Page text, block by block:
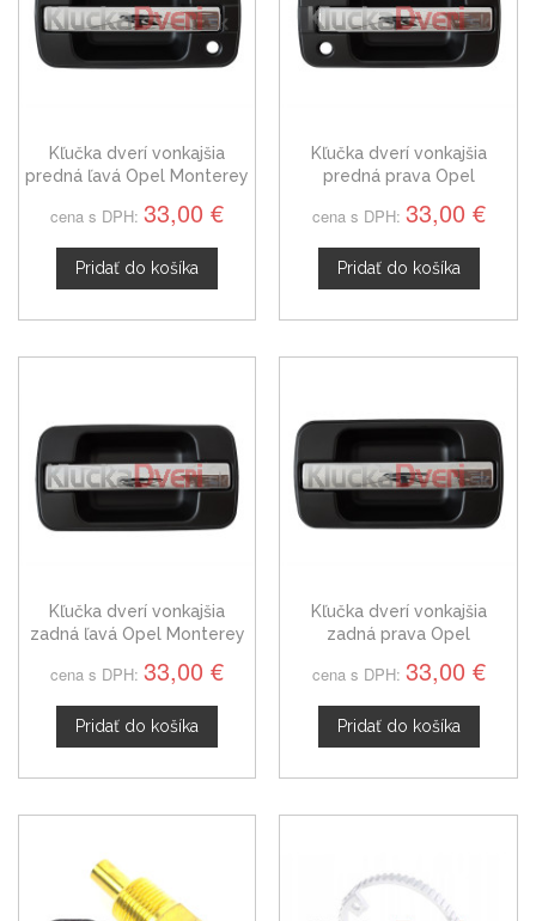
Kľučka dverí vonkajšia
predná ľavá Opel Monterey
cena s DPH: 33,00 €
Pridať do košíka
Kľučka dverí vonkajšia
predná prava Opel
cena s DPH: 33,00 €
Pridať do košíka
Kľučka dverí vonkajšia
zadná ľavá Opel Monterey
cena s DPH: 33,00 €
Pridať do košíka
Kľučka dverí vonkajšia
zadná prava Opel
cena s DPH: 33,00 €
Pridať do košíka